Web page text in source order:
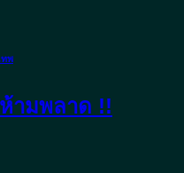
ทพ
ามพลาด !!